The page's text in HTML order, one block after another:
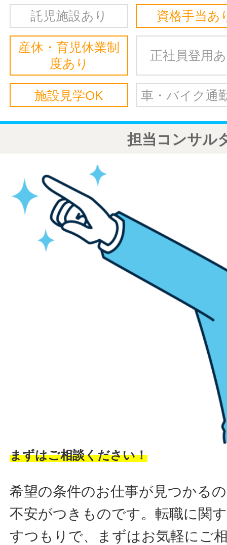
託児施設あり 資格手当あ
産休・育児休業制
度あり
正社員登用
施設見学OK 車・バイク通
担当コンサル
まずはご相談ください！
希望の条件のお仕事が見つかる
不安がつきものです。転職に関
すつもりで、まずはお気軽にご